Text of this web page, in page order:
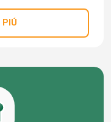
PIÚ